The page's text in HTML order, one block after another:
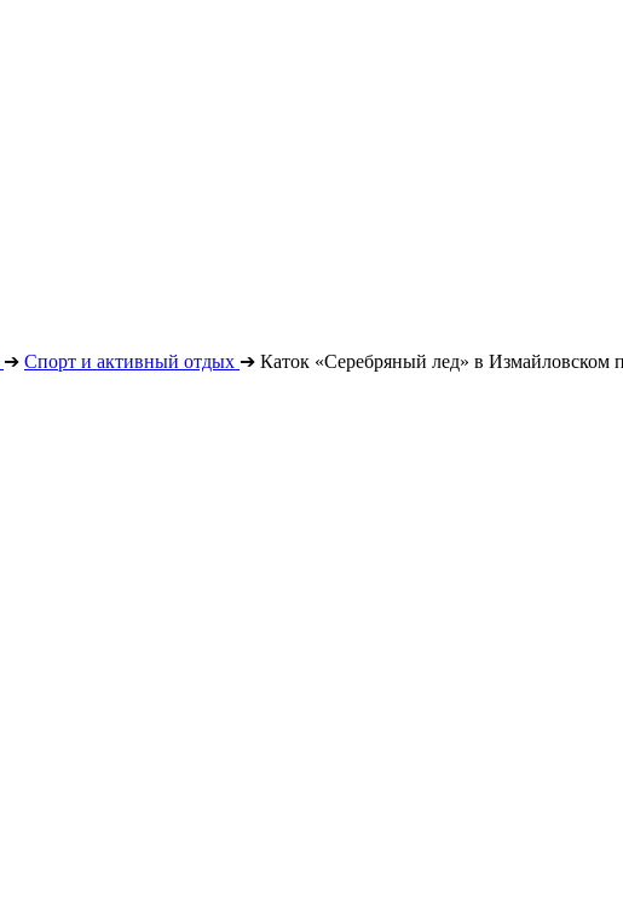
➔ Спорт и активный отдых ➔ Каток «Серебряный лед» в Измайловском